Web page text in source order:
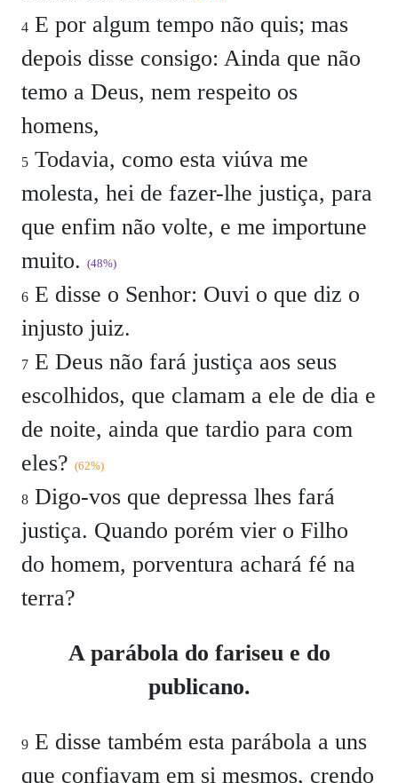
4 E por algum tempo não quis; mas
depois disse consigo: Ainda que não
temo a Deus, nem respeito os
homens,
5 Todavia, como esta viúva me
molesta, hei de fazer-lhe justiça, para
que enfim não volte, e me importune
muito. (48%)
6 E disse o Senhor: Ouvi o que diz o
injusto juiz.
7 E Deus não fará justiça aos seus
escolhidos, que clamam a ele de dia e
de noite, ainda que tardio para com
eles? (62%)
8 Digo-vos que depressa lhes fará
justiça. Quando porém vier o Filho
do homem, porventura achará fé na
terra?
A parábola do fariseu e do
publicano.
9 E disse também esta parábola a uns
que confiavam em si mesmos, crendo